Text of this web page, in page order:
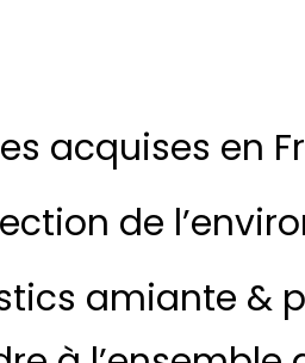
acquises en
de
amiante &